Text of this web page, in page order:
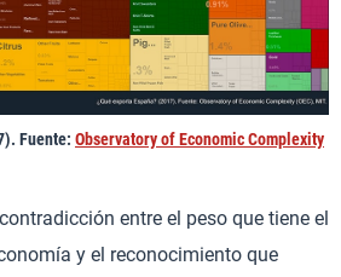
Fuente: Observatory of Economic Complexity
entre el peso que tiene el
y el reconocimiento que